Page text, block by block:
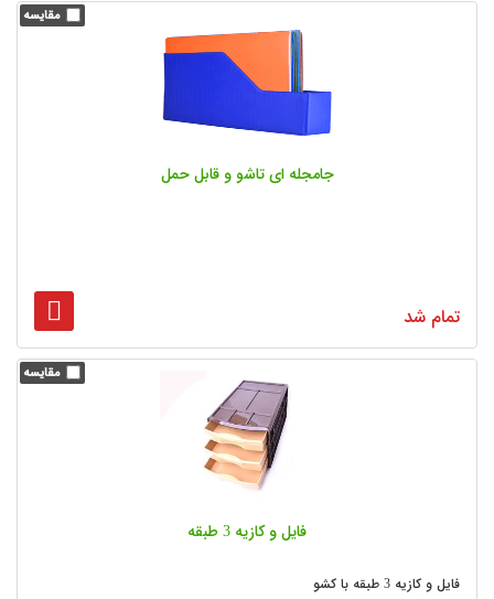
جامجله ای تاشو و قابل حمل
تمام شد
فایل و کازیه 3 طبقه
فایل و کازیه 3 طبقه با کشو